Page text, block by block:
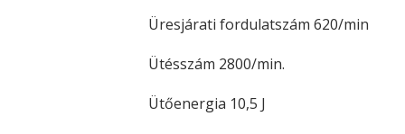
Üresjárati fordulatszám 620/min
Ütésszám 2800/min.
Ütőenergia 10,5 J